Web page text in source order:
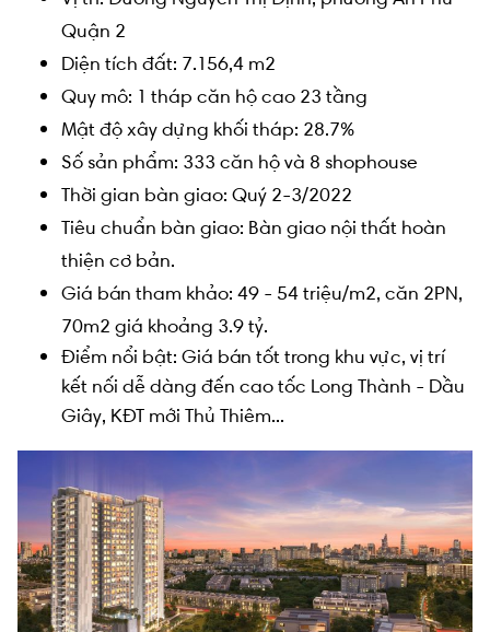
Quận 2
Diện tích đất: 7.156,4 m2
Quy mô: 1 tháp căn hộ cao 23 tầng
Mật độ xây dựng khối tháp: 28.7%
Số sản phẩm: 333 căn hộ và 8 shophouse
Thời gian bàn giao: Quý 2-3/2022
Tiêu chuẩn bàn giao: Bàn giao nội thất hoàn
thiện cơ bản.
Giá bán tham khảo: 49 - 54 triệu/m2, căn 2PN,
70m2 giá khoảng 3.9 tỷ.
Điểm nổi bật: Giá bán tốt trong khu vực, vị trí
kết nối dễ dàng đến cao tốc Long Thành - Dầu
Giây, KĐT mới Thủ Thiêm...